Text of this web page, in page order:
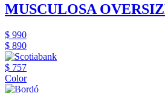
MUSCULOSA
$ 990
$ 890
$ 757
Color